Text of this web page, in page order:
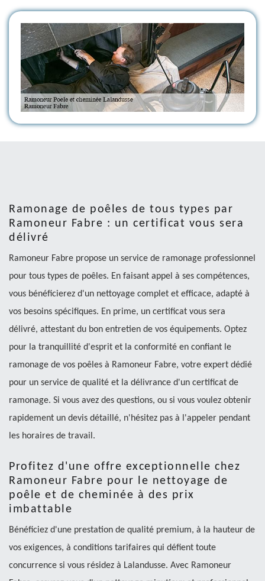
Ramonage de poêles de tous types par
Ramoneur Fabre : un certificat vous sera
délivré
Ramoneur Fabre propose un service de ramonage professionnel
pour tous types de poêles. En faisant appel à ses compétences,
vous bénéficierez d'un nettoyage complet et efficace, adapté à
vos besoins spécifiques. En prime, un certificat vous sera
délivré, attestant du bon entretien de vos équipements. Optez
pour la tranquillité d'esprit et la conformité en confiant le
ramonage de vos poêles à Ramoneur Fabre, votre expert dédié
pour un service de qualité et la délivrance d'un certificat de
ramonage. Si vous avez des questions, ou si vous voulez obtenir
rapidement un devis détaillé, n'hésitez pas à l'appeler pendant
les horaires de travail.
Profitez d'une offre exceptionnelle chez
Ramoneur Fabre pour le nettoyage de
poêle et de cheminée à des prix
imbattable
Bénéficiez d'une prestation de qualité premium, à la hauteur de
vos exigences, à conditions tarifaires qui défient toute
concurrence si vous résidez à Lalandusse. Avec Ramoneur